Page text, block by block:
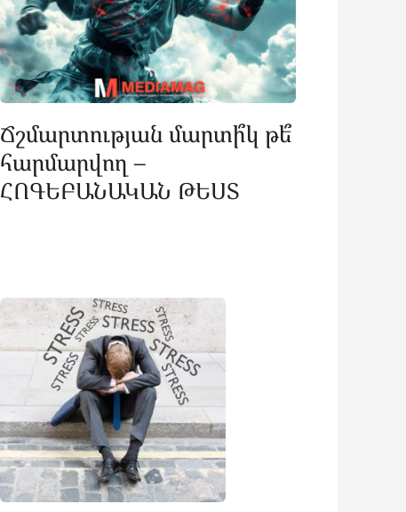
Ճշմարտության մարտի՞կ թե՞
հարմարվող –
ՀՈԳԵԲԱՆԱԿԱՆ ԹԵՍՏ